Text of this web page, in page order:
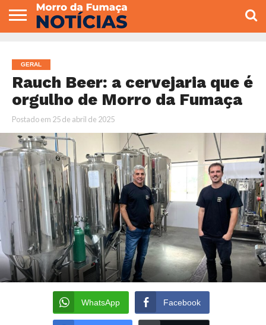
VEREADORES
GERAL
Rauch Beer: a cervejaria que é
orgulho de Morro da Fumaça
Postado em 25 de abril de 2025
WhatsApp Facebook